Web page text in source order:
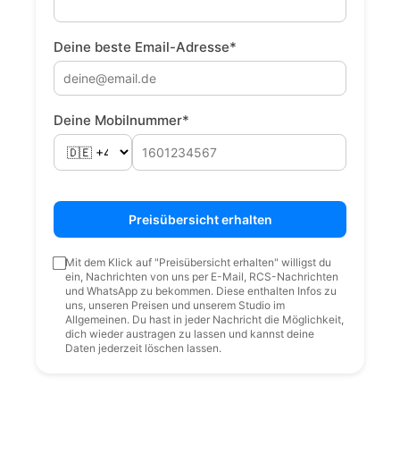
Deine beste Email-Adresse*
Deine Mobilnummer*
Preisübersicht erhalten
Mit dem Klick auf "Preisübersicht erhalten" willigst du
ein, Nachrichten von uns per E-Mail, RCS-Nachrichten
und WhatsApp zu bekommen. Diese enthalten Infos zu
uns, unseren Preisen und unserem Studio im
Allgemeinen. Du hast in jeder Nachricht die Möglichkeit,
dich wieder austragen zu lassen und kannst deine
Daten jederzeit löschen lassen.